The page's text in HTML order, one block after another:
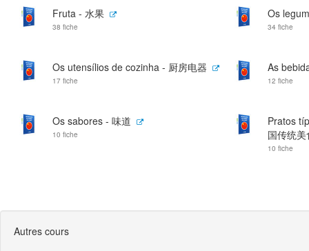
Fruta - 水果
38 fiche
Os
34 fiche
Os utensílios de cozinha - 厨房电器
17 fiche
As
12 fiche
Os sabores - 味道
10 fiche
Pratos
国传统美
10 fiche
Autres cours